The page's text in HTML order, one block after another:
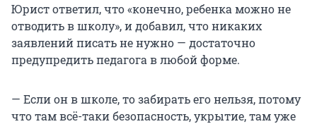
Юрист ответил, что «конечно, ребенка можно не
отводить в школу», и добавил, что никаких
заявлений писать не нужно — достаточно
предупредить педагога в любой форме.
— Если он в школе, то забирать его нельзя, потому
что там всё-таки безопасность, укрытие, там уже